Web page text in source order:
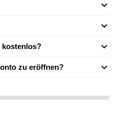
kostenlos?
zu eröffnen?